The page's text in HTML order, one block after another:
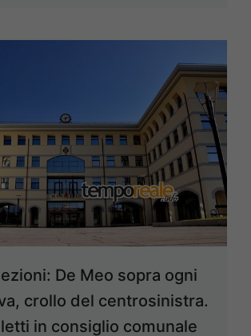
De Meo sopra ogni
crollo del centrosinistra.
in consiglio comunale